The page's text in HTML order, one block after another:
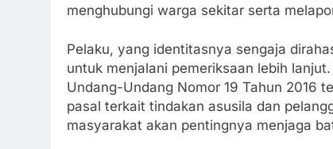
menghubungi warga sekitar serta
Pelaku, yang identitasnya sengaja
untuk menjalani pemeriksaan lebih
Undang-Undang Nomor 19 Tahun 2016
pasal terkait tindakan asusila dan
masyarakat akan pentingnya menjaga